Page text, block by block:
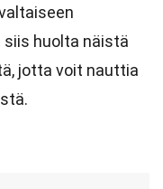
siis huolta näistä
jotta voit nauttia